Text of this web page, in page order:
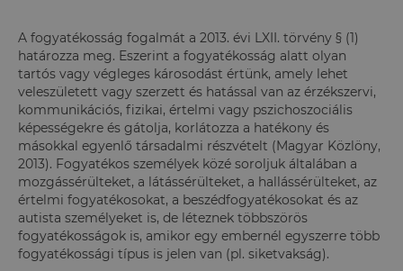
A fogyatékosság fogalmát a 2013. évi LXII. törvény § (1)
határozza meg. Eszerint a fogyatékosság alatt olyan
tartós vagy végleges károsodást értünk, amely lehet
veleszületett vagy szerzett és hatással van az érzékszervi,
kommunikációs, fizikai, értelmi vagy pszichoszociális
képességekre és gátolja, korlátozza a hatékony és
másokkal egyenlő társadalmi részvételt (Magyar Közlöny,
2013). Fogyatékos személyek közé soroljuk általában a
mozgássérülteket, a látássérülteket, a hallássérülteket, az
értelmi fogyatékosokat, a beszédfogyatékosokat és az
autista személyeket is, de léteznek többszörös
fogyatékosságok is, amikor egy embernél egyszerre több
fogyatékossági típus is jelen van (pl. siketvakság).